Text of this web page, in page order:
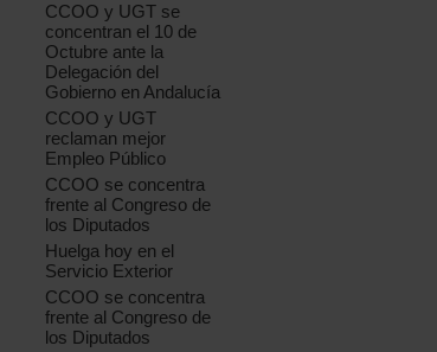
CCOO y UGT se
concentran el 10 de
Octubre ante la
Delegación del
Gobierno en Andalucía
CCOO y UGT
reclaman mejor
Empleo Público
CCOO se concentra
frente al Congreso de
los Diputados
Huelga hoy en el
Servicio Exterior
CCOO se concentra
frente al Congreso de
los Diputados